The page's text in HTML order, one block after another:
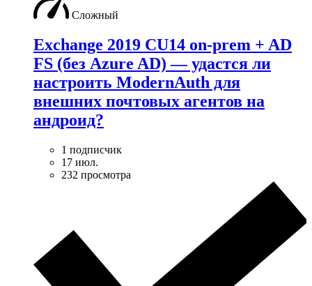
Сложный
Exchange 2019 CU14 on-prem + AD
FS (без Azure AD) — удаcтся ли
настроить ModernAuth для
внешних почтовых агентов на
андроид?
1 подписчик
17 июл.
232 просмотра